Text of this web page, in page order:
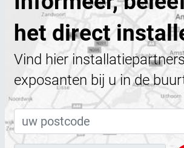
het direct
Vind hier
exposanten bij u in de